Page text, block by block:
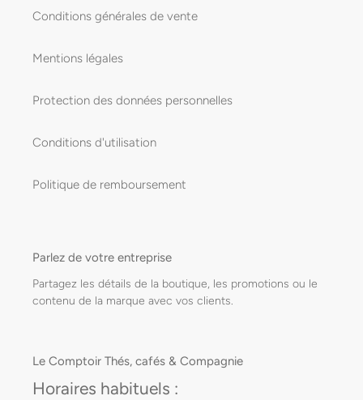
Conditions générales de vente
Mentions légales
Protection des données personnelles
Conditions d'utilisation
Politique de remboursement
Parlez de votre entreprise
Partagez les détails de la boutique, les promotions ou le
contenu de la marque avec vos clients.
Le Comptoir Thés, cafés & Compagnie
Horaires habituels :